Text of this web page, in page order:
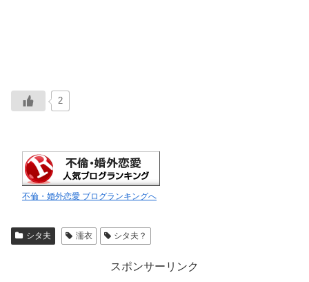
2
不倫・婚外恋愛 ブログランキングへ
シタ夫 濡衣 シタ夫？
スポンサーリンク